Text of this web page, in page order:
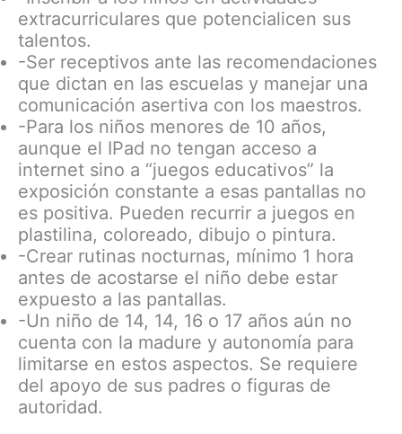
extracurriculares que potencialicen sus
talentos.
-Ser receptivos ante las recomendaciones
que dictan en las escuelas y manejar una
comunicación asertiva con los maestros.
-Para los niños menores de 10 años,
aunque el IPad no tengan acceso a
internet sino a “juegos educativos” la
exposición constante a esas pantallas no
es positiva. Pueden recurrir a juegos en
plastilina, coloreado, dibujo o pintura.
-Crear rutinas nocturnas, mínimo 1 hora
antes de acostarse el niño debe estar
expuesto a las pantallas.
-Un niño de 14, 14, 16 o 17 años aún no
cuenta con la madure y autonomía para
limitarse en estos aspectos. Se requiere
del apoyo de sus padres o figuras de
autoridad.